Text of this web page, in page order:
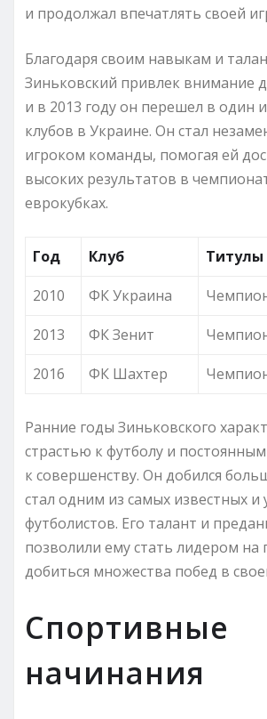
и продолжал впечатлять своей
Благодаря своим навыкам и
Зиньковский привлек внимание
и в 2013 году он перешел в один
клубов в Украине. Он стал
игроком команды, помогая ей
высоких результатов в
еврокубках.
Год Клуб
Титулы
2010
ФК Украина
2013
ФК Зенит
2016
ФК Шахтер
Ранние годы Зиньковского
страстью к футболу и
к совершенству. Он добился
стал одним из самых известных
футболистов. Его талант и
позволили ему стать лидером на
добиться множества побед в
Спортивные
начинания